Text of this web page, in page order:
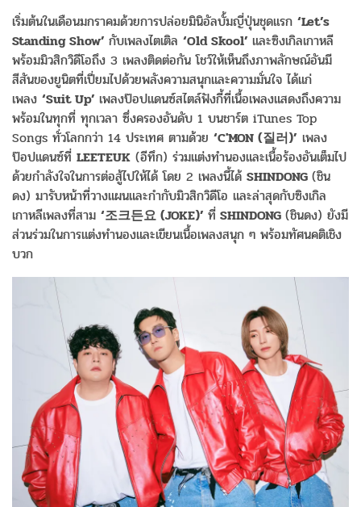
เริ่มต้นในเดือนมกราคมด้วยการปล่อยมินิอัลบั้มญี่ปุ่นชุดแรก ‘Let’s
Standing Show’ กับเพลงไตเติล ‘Old Skool’ และซิงเกิลเกาหลี
พร้อมมิวสิกวิดีโอถึง 3 เพลงติดต่อกัน โชว์ให้เห็นถึงภาพลักษณ์อันมี
สีสันของยูนิตที่เปี่ยมไปด้วยพลังความสนุกและความมั่นใจ ได้แก่
เพลง ‘Suit Up’ เพลงป๊อปแดนซ์สไตล์ฟังกี้ที่เนื้อเพลงแสดงถึงความ
พร้อมในทุกที่ ทุกเวลา ซึ่งครองอันดับ 1 บนชาร์ต iTunes Top
Songs ทั่วโลกกว่า 14 ประเทศ ตามด้วย ‘C'MON (질러)’ เพลง
ป๊อปแดนซ์ที่ LEETEUK (อีทึก) ร่วมแต่งทำนองและเนื้อร้องอันเต็มไป
ด้วยกำลังใจในการต่อสู้ไปให้ได้ โดย 2 เพลงนี้ได้ SHINDONG (ชิน
ดง) มารับหน้าที่วางแผนและกำกับมิวสิกวิดีโอ และล่าสุดกับซิงเกิล
เกาหลีเพลงที่สาม ‘조크든요 (JOKE)’ ที่ SHINDONG (ชินดง) ยังมี
ส่วนร่วมในการแต่งทำนองและเขียนเนื้อเพลงสนุก ๆ พร้อมทัศนคติเชิง
บวก